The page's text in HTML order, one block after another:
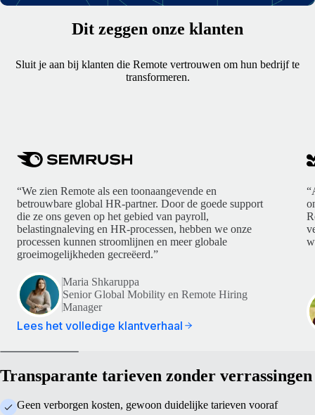
Dit zeggen onze klanten
Sluit je aan bij klanten die Remote vertrouwen om hun bedrijf te
transformeren.
“We zien Remote als een toonaangevende en
betrouwbare global HR-partner. Door de goede support
die ze ons geven op het gebied van payroll,
belastingnaleving en HR-processen, hebben we onze
processen kunnen stroomlijnen en meer globale
groeimogelijkheden gecreëerd.”
Maria Shkaruppa
Senior Global Mobility en Remote Hiring
Manager
Lees het volledige klantverhaal
Transparante tarieven zonder verrassingen
Geen verborgen kosten, gewoon duidelijke tarieven vooraf